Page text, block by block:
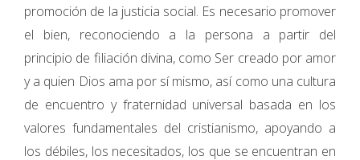
promoción de la justicia social. Es necesario promover
el bien, reconociendo a la persona a partir del
principio de filiación divina, como Ser creado por amor
y a quien Dios ama por sí mismo, así como una cultura
de encuentro y fraternidad universal basada en los
valores fundamentales del cristianismo, apoyando a
los débiles, los necesitados, los que se encuentran en